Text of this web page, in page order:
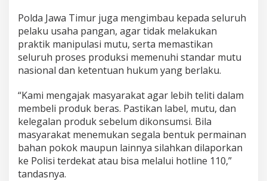
Polda Jawa Timur juga mengimbau kepada seluruh
pelaku usaha pangan, agar tidak melakukan
praktik manipulasi mutu, serta memastikan
seluruh proses produksi memenuhi standar mutu
nasional dan ketentuan hukum yang berlaku.
“Kami mengajak masyarakat agar lebih teliti dalam
membeli produk beras. Pastikan label, mutu, dan
kelegalan produk sebelum dikonsumsi. Bila
masyarakat menemukan segala bentuk permainan
bahan pokok maupun lainnya silahkan dilaporkan
ke Polisi terdekat atau bisa melalui hotline 110,”
tandasnya.